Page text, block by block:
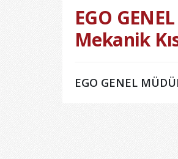
EGO
Mekanik
EGO GENEL